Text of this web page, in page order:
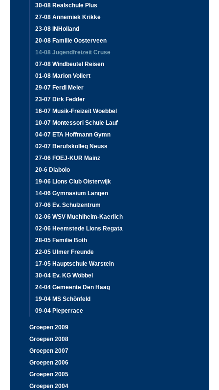
30-08 Realschule Plus
27-08 Annemiek Krikke
23-08 INHolland
20-08 Familie Oosterveen
14-08 Jugendfreizeit Cruse
07-08 Windbeutel Reisen
01-08 Marion Vollert
29-07 Ferdl Meier
23-07 Dirk Fedder
16-07 Musik-Freizeit Woebbel
10-07 Montessori Schule Lauf
04-07 ETA Hoffmann Gymn
02-07 Berufskolleg Neuss
27-06 FOEJ-KUR Mainz
20-6 Diabolo
19-06 Lions Club Oisterwijk
14-06 Gymnasium Langen
07-06 Ev. Schulzentrum
02-06 WSV Muehlheim-Kaerlich
02-06 Heemstede Lions Regata
28-05 Familie Both
22-05 Ulmer Freunde
17-05 Hauptschule Warstein
30-04 Ev. KG Wöbbel
24-04 Gemeente Den Haag
19-04 MS Schönfeld
09-04 Pieperrace
Groepen 2009
Groepen 2008
Groepen 2007
Groepen 2006
Groepen 2005
Groepen 2004